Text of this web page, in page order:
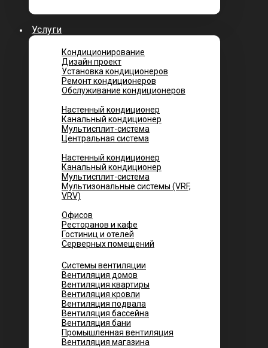
Услуги
Кондиционирование
Дизайн проект
Установка кондиционеров
Ремонт кондиционеров
Обслуживание кондиционеров
Настенный кондиционер
Канальный кондиционер
Мультисплит-система
Центральная система
Настенный кондиционер
Канальный кондиционер
Мультисплит-система
Мультизональные системы (VRF,
VRV)
Офисов
Ресторанов и кафе
Гостиниц и отелей
Серверных помещений
Системы вентиляции
Вентиляция домов
Вентиляция квартиры
Вентиляция кровли
Вентиляция подвала
Вентиляция бассейна
Вентиляция бани
Промышленная вентиляция
Вентиляция магазина